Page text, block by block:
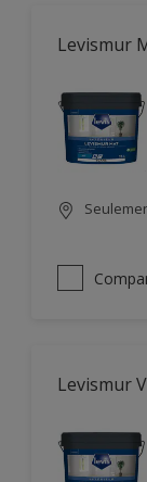
Levismur
Levismur